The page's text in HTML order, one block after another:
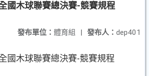
國木球聯賽總決賽-競賽規程
發布人： dep401
發布單位： 體育組 |
國木球聯賽總決賽-競賽規程